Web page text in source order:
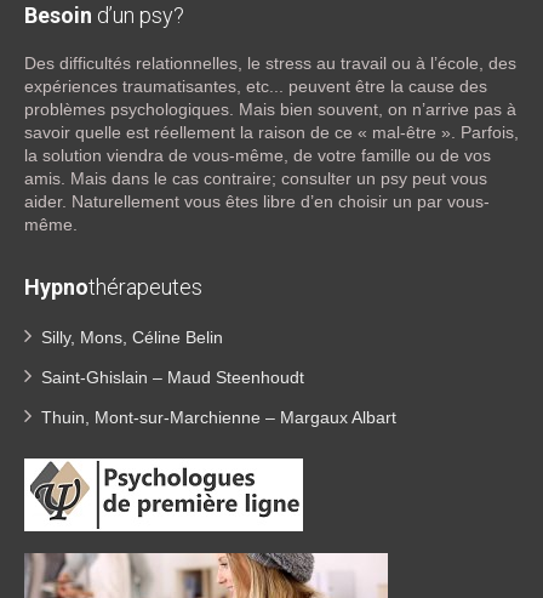
Besoin d’un psy?
Des difficultés relationnelles, le stress au travail ou à l’école, des
expériences traumatisantes, etc... peuvent être la cause des
problèmes psychologiques. Mais bien souvent, on n’arrive pas à
savoir quelle est réellement la raison de ce « mal-être ». Parfois,
la solution viendra de vous-même, de votre famille ou de vos
amis. Mais dans le cas contraire; consulter un psy peut vous
aider. Naturellement vous êtes libre d’en choisir un par vous-
même.
Hypnothérapeutes
Silly, Mons, Céline Belin
Saint-Ghislain – Maud Steenhoudt
Thuin, Mont-sur-Marchienne – Margaux Albart